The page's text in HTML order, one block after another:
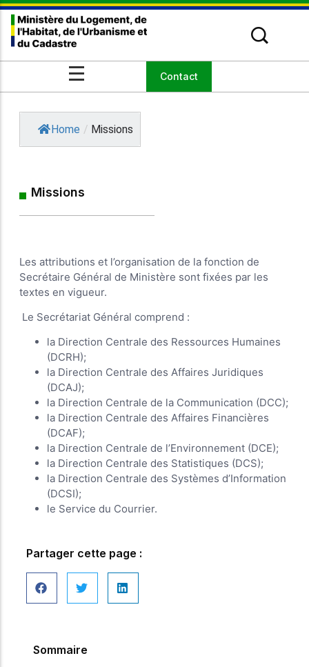
Missions du Secrétariat Général
Domaines d’intervention
En Matière d’Aménagement des
parcelles
Organismes sous tutelle
Discours
Communiqués de presse
Événements
Contact
Home / Missions
Missions
Les attributions et l’organisation de la fonction de
Secrétaire Général de Ministère sont fixées par les
textes en vigueur.
Le Secrétariat Général comprend :
la Direction Centrale des Ressources Humaines
(DCRH);
la Direction Centrale des Affaires Juridiques
(DCAJ);
la Direction Centrale de la Communication (DCC);
la Direction Centrale des Affaires Financières
(DCAF);
la Direction Centrale de l’Environnement (DCE);
la Direction Centrale des Statistiques (DCS);
la Direction Centrale des Systèmes d’Information
(DCSI);
le Service du Courrier.
Partager cette page :
Sommaire